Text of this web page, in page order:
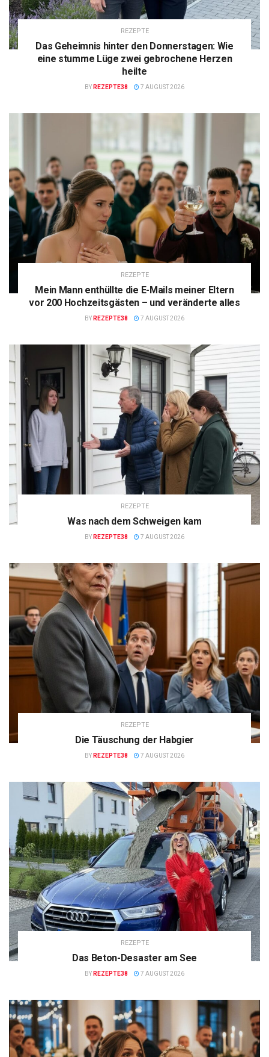
REZEPTE
Das Geheimnis hinter den Donnerstagen: Wie
eine stumme Lüge zwei gebrochene Herzen
heilte
BY REZEPTE38 7 AUGUST 2026
REZEPTE
Mein Mann enthüllte die E-Mails meiner Eltern
vor 200 Hochzeitsgästen – und veränderte alles
BY REZEPTE38 7 AUGUST 2026
REZEPTE
Was nach dem Schweigen kam
BY REZEPTE38 7 AUGUST 2026
REZEPTE
Die Täuschung der Habgier
BY REZEPTE38 7 AUGUST 2026
REZEPTE
Das Beton-Desaster am See
BY REZEPTE38 7 AUGUST 2026